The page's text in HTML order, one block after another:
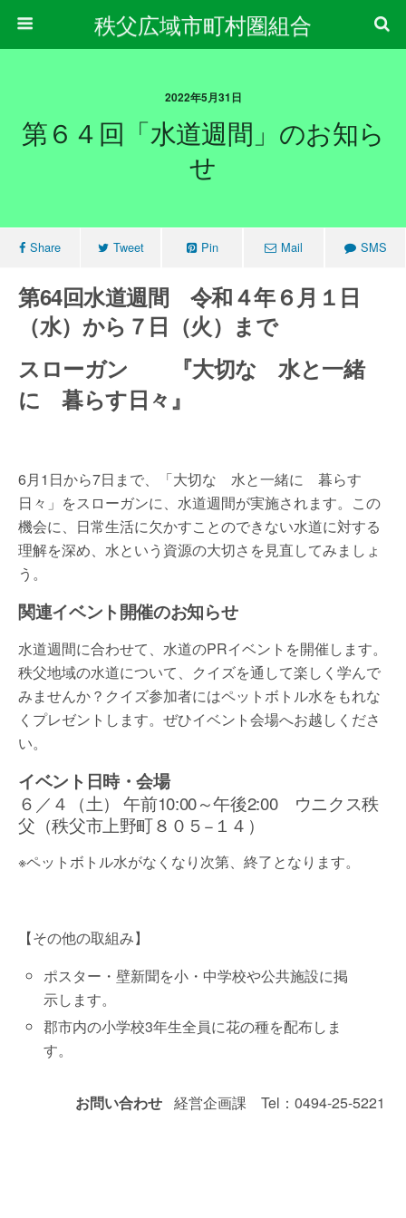
秩父広域市町村圏組合
2022年5月31日
第６４回「水道週間」のお知ら
せ
Share Tweet Pin Mail SMS
第64回水道週間 令和４年６月１日
（水）から７日（火）まで
スローガン 『大切な 水と一緒
に 暮らす日々』
6月1日から7日まで、「大切な 水と一緒に 暮らす
日々」をスローガンに、水道週間が実施されます。この
機会に、日常生活に欠かすことのできない水道に対する
理解を深め、水という資源の大切さを見直してみましょ
う。
関連イベント開催のお知らせ
水道週間に合わせて、水道のPRイベントを開催します。
秩父地域の水道について、クイズを通して楽しく学んで
みませんか？クイズ参加者にはペットボトル水をもれな
くプレゼントします。ぜひイベント会場へお越しくださ
い。
イベント日時・会場
６／４（土） 午前10:00～午後2:00 ウニクス秩
父（秩父市上野町８０５−１４）
※ペットボトル水がなくなり次第、終了となります。
【その他の取組み】
ポスター・壁新聞を小・中学校や公共施設に掲
示します。
郡市内の小学校3年生全員に花の種を配布しま
す。
お問い合わせ 経営企画課 Tel：0494-25-5221